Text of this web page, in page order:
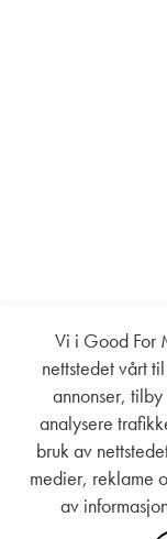
Vi i Good For
nettstedet vårt
annonser,
analysere
bruk av
medier, reklame
av